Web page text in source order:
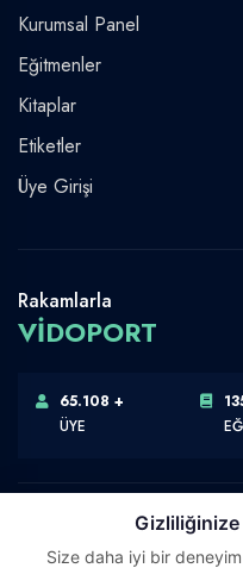
Kurumsal Panel
Eğitmenler
Kitaplar
Etiketler
Üye Girişi
Rakamlarla
VİDOPORT
65.108 +
ÜYE
Gizliliğinize
Size daha iyi bir